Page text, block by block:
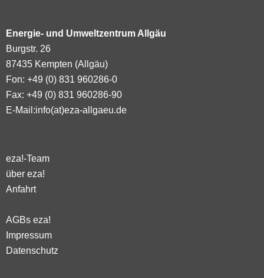
Energie- und Umweltzentrum Allgäu
Burgstr. 26
87435 Kempten (Allgäu)
Fon: +49 (0) 831 960286-0
Fax: +49 (0) 831 960286-90
E-Mail:info(at)eza-allgaeu.de
eza!-Team
über eza!
Anfahrt
AGBs eza!
Impressum
Datenschutz